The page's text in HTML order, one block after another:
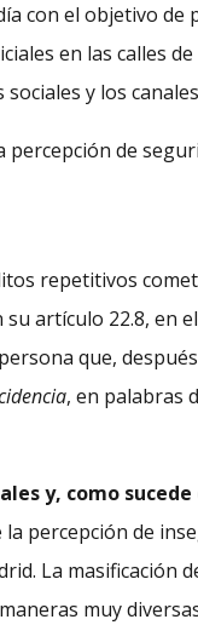
con el objetivo
en las calles
y los
de
repetitivos
su artículo 22.8, en
que,
, en palabras
y, como
percepción de
La masificación
muy